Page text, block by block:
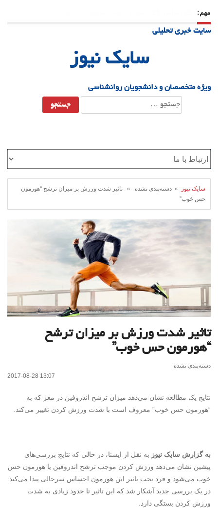
مهم:
21 دسامبر 25
سایت خبری تحلیلی
سایک نیوز
ویژه متخصصان و دانشجویان روانشناسی
جستجو
برای:
سایک نیوز
» دسته‌بندی نشده » تاثیر شدت ورزش بر میزان ترشح “هورمون
حس خوب”
تاثیر شدت ورزش بر میزان ترشح
“هورمون حس خوب”
دسته‌بندی نشده
2017-08-28 13:07
نتایج یک مطالعه نشان می‌دهد میزان ترشح اندروفین در مغز که به
“هورمون حس خوب” معروف است با شدت ورزش کردن تغییر می‌کند.
به گزارش سایک نیوز به نقل از ایسنا، در حالی که نتایج بررسی‌های
پیشین نشان می‌دهد ورزش کردن موجب ترشح اندروفین یا هورمون حس
خوب می‌شود و فرد تحت تاثیر این هورمون احساس سرحالی پیدا می‌کند
در یک بررسی جدید آشکار شد که این تاثیر تا حدود زیادی به شدت
ورزش کردن بستگی دارد.